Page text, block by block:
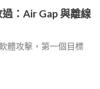
：Air Gap 與離線
體攻擊，第一個目標